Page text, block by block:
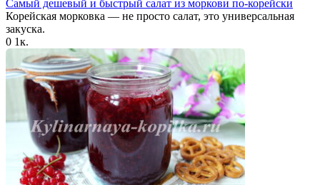
Самый дешевый и быстрый салат из моркови по-корейски
Корейская морковка — не просто салат, это универсальная
закуска.
0 1к.